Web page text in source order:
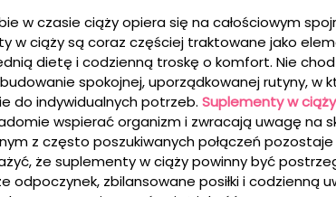
w czasie ciąży opiera się na całościowym
w ciąży są coraz częściej traktowane jako
dietę i codzienną troskę o komfort. Nie
spokojnej, uporządkowanej rutyny, w
do indywidualnych potrzeb. Suplementy w ciąży
wspierać organizm i zwracają uwagę na
z często poszukiwanych połączeń pozostaje
że suplementy w ciąży powinny być
odpoczynek, zbilansowane posiłki i codzienną